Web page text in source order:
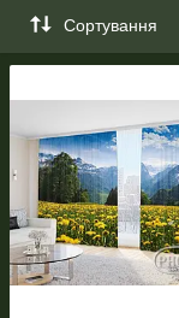
- Створюємо
- Коригуємо колір
Сортування